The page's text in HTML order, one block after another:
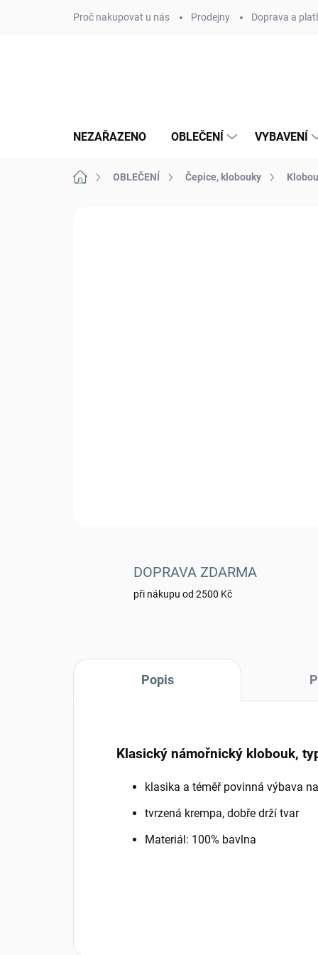
Proč nakupovat u nás Prodejny Doprava a
NEZAŘAZENO OBLEČENÍ VYBAVENÍ
Domů OBLEČENÍ Čepice, klobouky
DOPRAVA ZDARMA
při nákupu od 2500 Kč
Popis
Klasický námořnický klobouk,
klasika a téměř povinná výbava
tvrzená krempa, dobře drží tvar
Materiál: 100% bavlna